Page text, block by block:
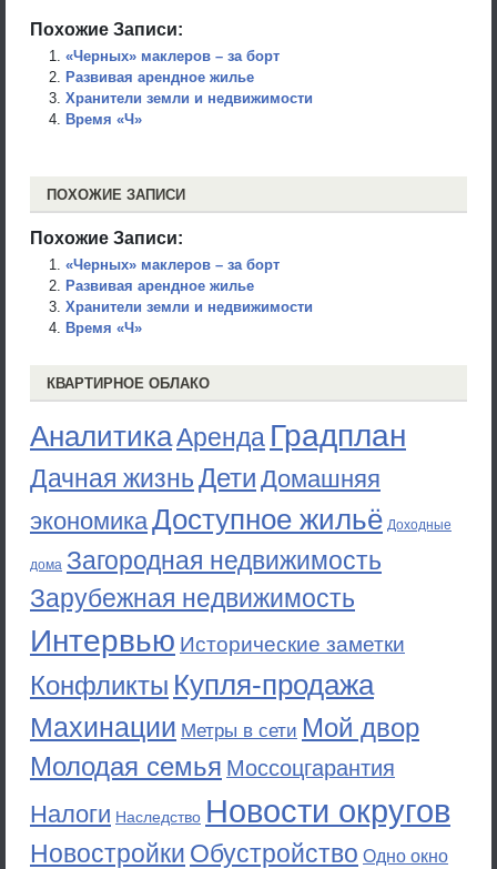
Похожие Записи:
«Черных» маклеров – за борт
Развивая арендное жилье
Хранители земли и недвижимости
Время «Ч»
ПОХОЖИЕ ЗАПИСИ
Похожие Записи:
«Черных» маклеров – за борт
Развивая арендное жилье
Хранители земли и недвижимости
Время «Ч»
КВАРТИРНОЕ ОБЛАКО
АналитикаАренда Градплан
Дачная жизньДети Домашняя
экономикаДоступное жильё Доходные
дома Загородная недвижимость
Зарубежная недвижимость
Интервью Исторические заметки
Конфликты Купля-продажа
Махинации Метры в сети Мой двор
Молодая семья Моссоцгарантия
Налоги Наследство Новости округов
Новостройки Обустройство Одно окно